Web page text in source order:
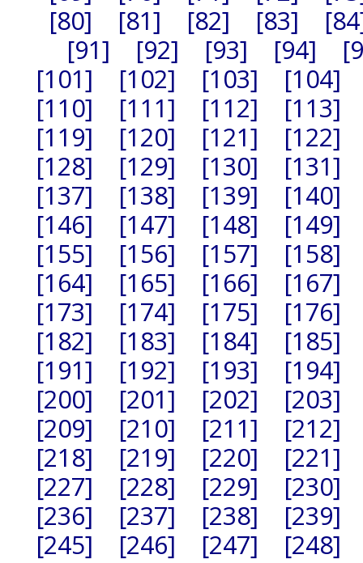
[80]
[81] [82] [83]
[91]
[92] [93] [94]
[101]
[102] [103]
[104]
[110]
[111] [112]
[113]
[119]
[120] [121]
[122]
[128]
[129] [130]
[131]
[137]
[138] [139]
[140]
[146]
[147] [148]
[149]
[155]
[156] [157]
[158]
[164]
[165] [166]
[167]
[173]
[174] [175]
[176]
[182]
[183] [184]
[185]
[191]
[192] [193]
[194]
[200]
[201] [202]
[203]
[209]
[210] [211]
[212]
[218]
[219] [220]
[221]
[227]
[228] [229]
[230]
[236]
[237] [238]
[239]
[245]
[246] [247]
[248]